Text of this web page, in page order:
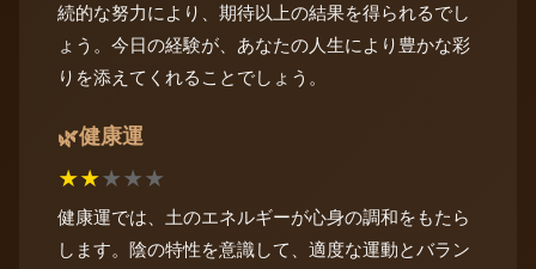
続的な努力により、期待以上の結果を得られるでし
ょう。今日の経験が、あなたの人生により豊かな彩
りを添えてくれることでしょう。
🌿健康運
★★★★★
健康運では、土のエネルギーが心身の調和をもたら
します。陰の特性を意識して、適度な運動とバラン